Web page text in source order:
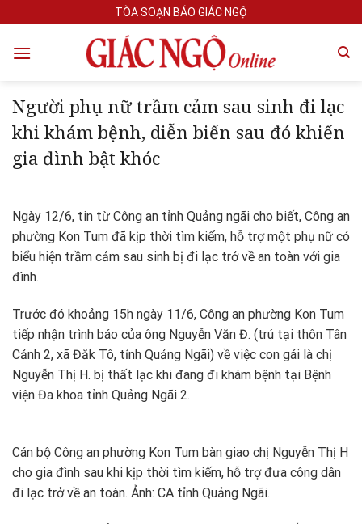
to
content
TÒA SOẠN BÁO GIÁC NGỘ
Người phụ nữ trầm cảm sau sinh đi lạc
khi khám bệnh, diễn biến sau đó khiến
gia đình bật khóc
Ngày 12/6, tin từ Công an tỉnh Quảng ngãi cho biết, Công an
phường Kon Tum đã kịp thời tìm kiếm, hỗ trợ một phụ nữ có
biểu hiện trầm cảm sau sinh bị đi lạc trở về an toàn với gia
đình.
Trước đó khoảng 15h ngày 11/6, Công an phường Kon Tum
tiếp nhận trình báo của ông Nguyễn Văn Đ. (trú tại thôn Tân
Cảnh 2, xã Đăk Tô, tỉnh Quảng Ngãi) về việc con gái là chị
Nguyễn Thị H. bị thất lạc khi đang đi khám bệnh tại Bệnh
viện Đa khoa tỉnh Quảng Ngãi 2.
Cán bộ Công an phường Kon Tum bàn giao chị Nguyễn Thị H
cho gia đình sau khi kịp thời tìm kiếm, hỗ trợ đưa công dân
đi lạc trở về an toàn. Ảnh: CA tỉnh Quảng Ngãi.